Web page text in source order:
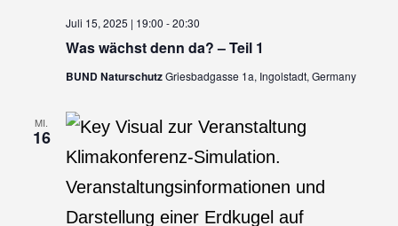
Was wächst denn da? – Teil 1
Juli 15, 2025 | 19:00 -20:30
BUND NaturschutzGriesbadgasse 1a, Ingolstadt, Germany
MI.
16